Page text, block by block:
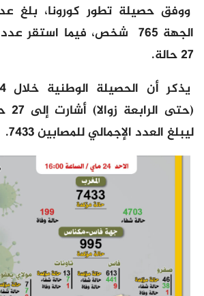
ووفق حصيلة تطور كورونا، بلغ
الجهة 765 شخص، فيما
27 حالة.
ليبلغ العدد الإجمالي للمصابين 7433.